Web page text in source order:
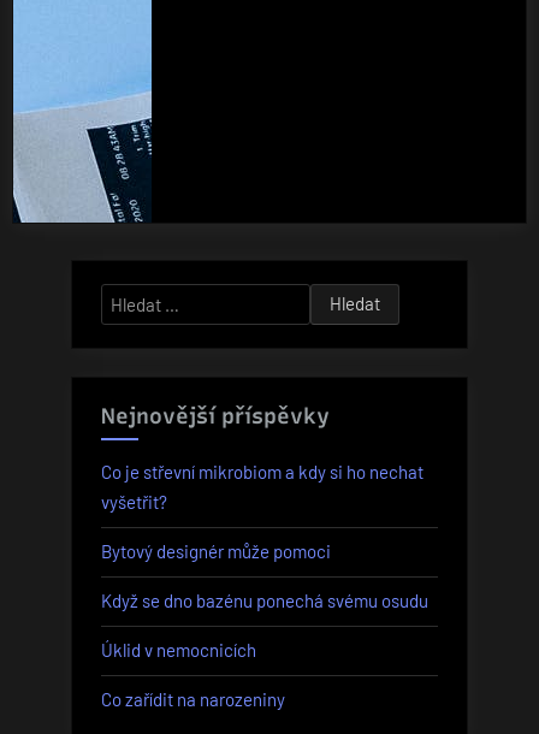
Vyhledávání
Nejnovější příspěvky
Co je střevní mikrobiom a kdy si ho nechat
vyšetřit?
Bytový designér může pomoci
Když se dno bazénu ponechá svému osudu
Úklid v nemocnicích
Co zařídit na narozeniny